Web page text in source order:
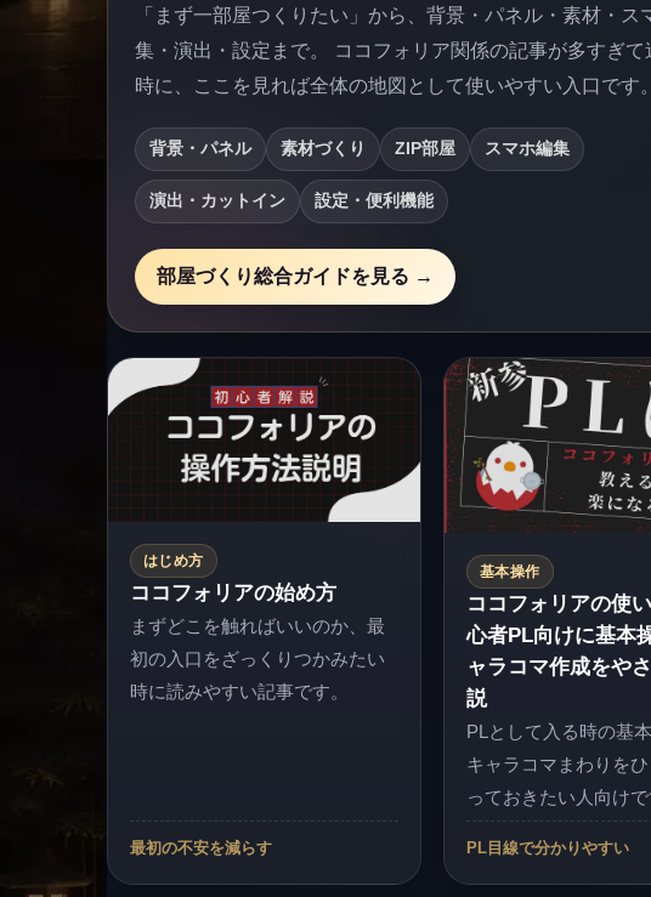
「まず一部屋つくりたい」から、背景・パネル・素材・ス
集・演出・設定まで。 ココフォリア関係の記事が多すぎて
時に、ここを見れば全体の地図として使いやすい入口です。
背景・パネル 素材づくり ZIP部屋 スマホ編集
演出・カットイン 設定・便利機能
部屋づくり総合ガイドを見る →
はじめ方
ココフォリアの始め方
まずどこを触ればいいのか、最
初の入口をざっくりつかみたい
時に読みやすい記事です。
最初の不安を減らす
基本操作
ココフォリアの使
心者PL向けに基本
ャラコマ作成をや
説
PLとして入る時の基本
キャラコマまわりを
っておきたい人向けで
PL目線で分かりやすい